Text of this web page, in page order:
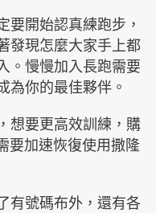
要開始認真練跑步，
發現怎麼大家手上都
。慢慢加入長跑需要
為你的最佳夥伴。
想要更高效訓練，購
要加速恢復使用撒隆
有號碼布外，還有各